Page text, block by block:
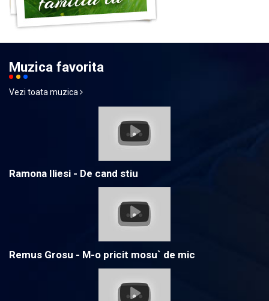
Muzica favorita
Vezi toata muzica
Ramona Iliesi - De cand stiu
Remus Grosu - M-o pricit mosu` de mic